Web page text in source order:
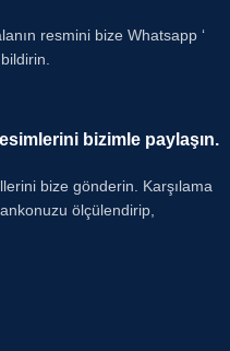
resmini bize Whatsapp ‘
bizimle paylaşın.
bize gönderin. Karşılama
ölçülendirip,